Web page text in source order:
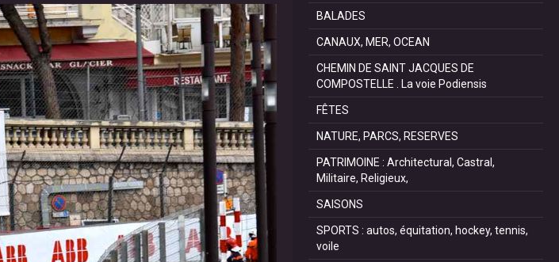
BALADES
CANAUX, MER, OCEAN
CHEMIN DE SAINT JACQUES DE
COMPOSTELLE . La voie Podiensis
FÊTES
NATURE, PARCS, RESERVES
PATRIMOINE : Architectural, Castral,
Militaire, Religieux,
SAISONS
SPORTS : autos, équitation, hockey, tennis,
voile